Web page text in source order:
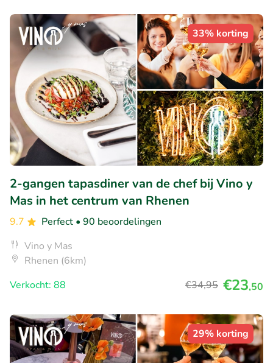
33% korting
2-gangen tapasdiner van de chef bij Vino y
Mas in het centrum van Rhenen
9.7 Perfect • 90 beoordelingen
Vino y Mas
Rhenen (6km)
Verkocht: 88
€34,95 €23,50
29% korting